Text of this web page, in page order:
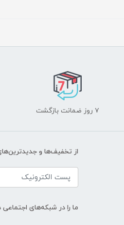
۷ روز ضمانت بازگشت
از تخفیف‌ها و
ما را در شبکه‌های اجتماعی